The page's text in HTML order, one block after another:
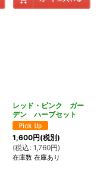
レッド・ピンク ガー
デン ハーブセット
1,600円(税別)
(税込 : 1,760円)
在庫数 在庫あり